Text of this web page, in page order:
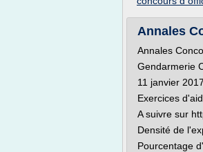
Annales
Annales
Gendarmerie
11 janvier 2017
Exercices
A suivre sur
Densité de
Pourcentage